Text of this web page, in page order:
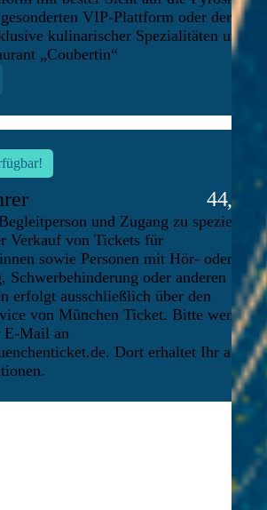
VIP-Plattform oder der
kulinarischer Spezialitäten und
„Coubertin“
44,00 €
und Zugang zu speziellen
Verkauf von Tickets für
sowie Personen mit Hör- oder
Schwerbehinderung oder anderen
erfolgt ausschließlich über den
von München Ticket. Bitte wendet
E-Mail an
Dort erhaltet Ihr auch